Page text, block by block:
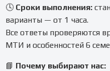
🕓 Сроки выполнения:
варианты — от 1 часа.
Все ответы проверяются
МТИ и особенностей 6
📘 Почему выбирают нас: